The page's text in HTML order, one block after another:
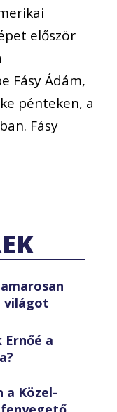
először
Fásy Ádám,
pénteken, a
Fásy
világot
Ernőé a
a Közel-